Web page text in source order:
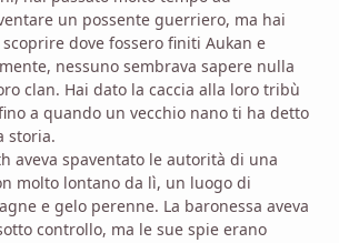
un possente guerriero, ma hai
scoprire dove fossero finiti Aukan e
nessuno sembrava sapere nulla
clan. Hai dato la caccia alla loro tribù
a quando un vecchio nano ti ha detto
storia.
aveva spaventato le autorità di una
molto lontano da lì, un luogo di
e gelo perenne. La baronessa aveva
controllo, ma le sue spie erano